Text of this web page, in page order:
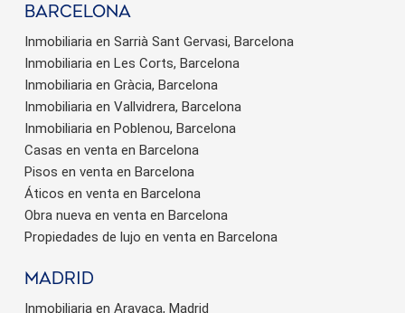
barcelona
Inmobiliaria en Sarrià Sant Gervasi, Barcelona
Inmobiliaria en Les Corts, Barcelona
Inmobiliaria en Gràcia, Barcelona
Inmobiliaria en Vallvidrera, Barcelona
Inmobiliaria en Poblenou, Barcelona
Casas en venta en Barcelona
Pisos en venta en Barcelona
Áticos en venta en Barcelona
Obra nueva en venta en Barcelona
Propiedades de lujo en venta en Barcelona
Madrid
Inmobiliaria en Aravaca, Madrid